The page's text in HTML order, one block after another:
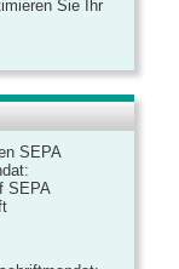
Sie Ihr
SEPA
SEPA